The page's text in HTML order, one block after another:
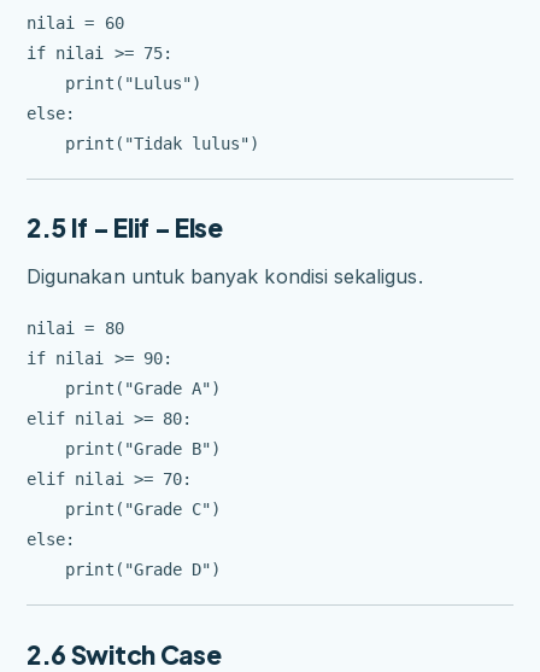
nilai = 60
if nilai >= 75:
    print("Lulus")
else:
2.5 If – Elif – Else
Digunakan untuk banyak kondisi sekaligus.
nilai = 80
if nilai >= 90:
    print("Grade A")
elif nilai >= 80:
    print("Grade B")
elif nilai >= 70:
    print("Grade C")
else:
2.6 Switch Case